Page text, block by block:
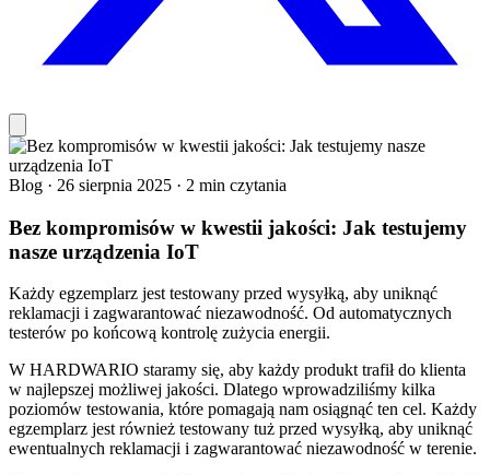
Blog · 26 sierpnia 2025 · 2 min czytania
Bez kompromisów w kwestii jakości: Jak testujemy
nasze urządzenia IoT
Każdy egzemplarz jest testowany przed wysyłką, aby uniknąć
reklamacji i zagwarantować niezawodność. Od automatycznych
testerów po końcową kontrolę zużycia energii.
W HARDWARIO staramy się, aby każdy produkt trafił do klienta
w najlepszej możliwej jakości. Dlatego wprowadziliśmy kilka
poziomów testowania, które pomagają nam osiągnąć ten cel. Każdy
egzemplarz jest również testowany tuż przed wysyłką, aby uniknąć
ewentualnych reklamacji i zagwarantować niezawodność w terenie.